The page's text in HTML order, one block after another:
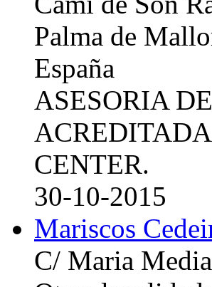
Palma de
España
ASESORIA
CENTER.
30-10-2015
Mariscos
C/ Maria